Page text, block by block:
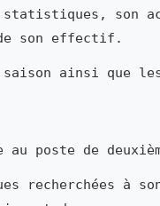
statistiques, son
son effectif.
ainsi que les
poste de
recherchées à